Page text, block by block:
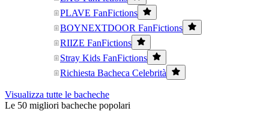
PLAVE FanFictions
BOYNEXTDOOR FanFictions
RIIZE FanFictions
Stray Kids FanFictions
Richiesta Bacheca Celebrità
Visualizza tutte le bacheche
Le 50 migliori bacheche popolari